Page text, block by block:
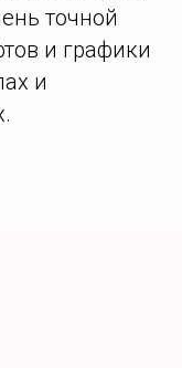
точной
и графики
и